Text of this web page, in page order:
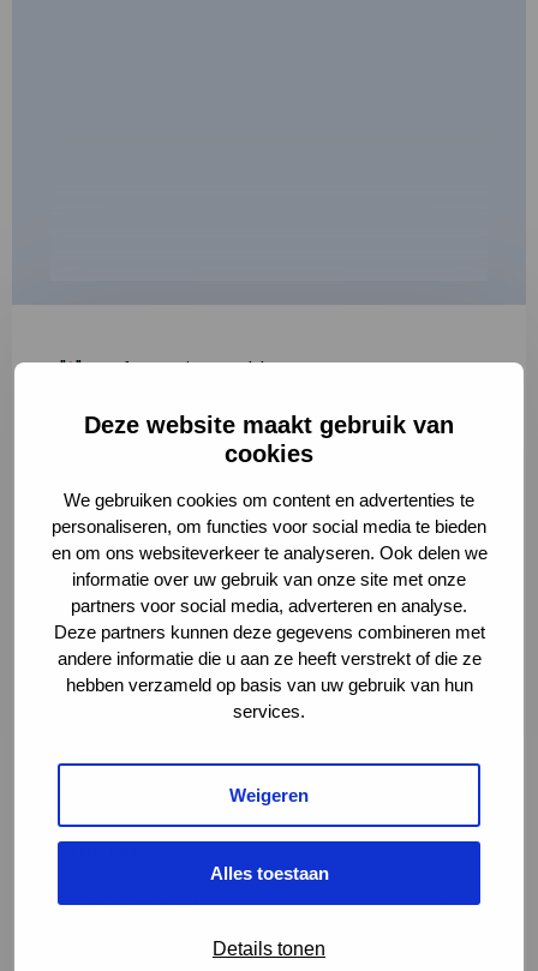
Deze website maakt gebruik van
cookies
We gebruiken cookies om content en advertenties te
personaliseren, om functies voor social media te bieden
en om ons websiteverkeer te analyseren. Ook delen we
informatie over uw gebruik van onze site met onze
partners voor social media, adverteren en analyse.
Deze partners kunnen deze gegevens combineren met
andere informatie die u aan ze heeft verstrekt of die ze
hebben verzameld op basis van uw gebruik van hun
services.
Weigeren
Alles toestaan
Details tonen
"*" geeft vereiste velden aan
2
Volledige omschrijving*
Starttijd*